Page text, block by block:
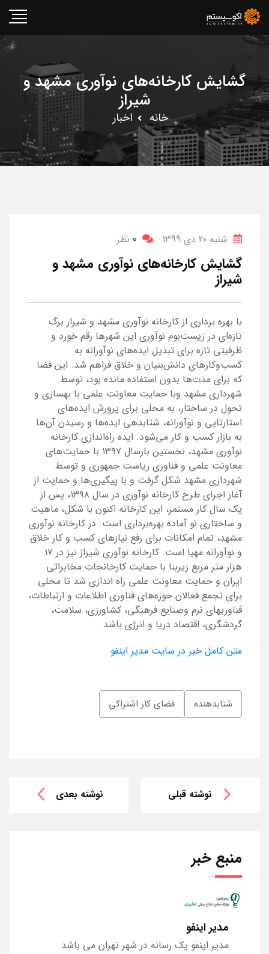
گشایش کارخانه‌های نوآوری مشهد و
شیراز
خانه اخبار
شنبه 20 دی 1399 0 نظر
گشایش کارخانه‌های نوآوری مشهد و
شیراز
با بهره برداری از کارخانه نوآوری مشهد و شیراز برگ
تازه‌ای در زیست‌بوم نوآوری این شهرها رقم ‌خورد و
ظرفیتی تازه برای تبدیل ایده‌های نوآورانه به
کسب‌وکارهای دانش‌بنیان و خلاق فراهم شد. این فضا
که برای مدت‌ها بدون استفاده مانده بود، توسط
شهرداری مشهد وبا حمایت معاونت علمی با بهسازی و
تحول در ساختار، به محلی برای پرورش ایده‌های
استارتاپی و نوآورانه، شتابدهی ایده‌ها و رسیدن آن‌ها
به بازار کسب و کار می‌شود. ایده راه‌اندازی کارخانه
نوآوری مشهد، نخستین بارسال ۱۳۹۷ با حمایت‌های
معاونت علمی و فناوری ریاست جمهوری و توسط
شهرداری مشهد شکل گرفت و با پیگیری‌ها و حمایت از
آغاز اجرای طرح کارخانه نوآوری در سال ۱۳۹۸، پس از
یک سال کار مستمر، این کارخانه اکنون با شکل، ماهیت
و ساختاری نو آماده بهره‌برداری است. در کارخانه نوآوری
مشهد، تمام امکانات برای رفع نیازهای کسب و کار خلاق
و نوآورانه مهیا است. کارخانه نوآوری شیراز نیز در ۱۷
هزار متر مربع زیربنا با حمایت کارخانجات مخابراتی
ایران و حمایت معاونت علمی راه اندازی شد تا محلی
برای تجمع فعالان حوزه‌های فناوری اطلاعات و ارتباطات،
فناوریهای نرم وصنایع فرهنگی، کشاورزی، سلامت،
گردشگری، اقتصاد دریا و انرژی باشد.
متن کامل خبر در سایت مدیر اینفو
شتابدهنده فضای کار اشتراکی
نوشته قبلی نوشته بعدی
منبع خبر
مدیر اینفو
مدیر اینفو یک رسانه در شهر تهران می باشد